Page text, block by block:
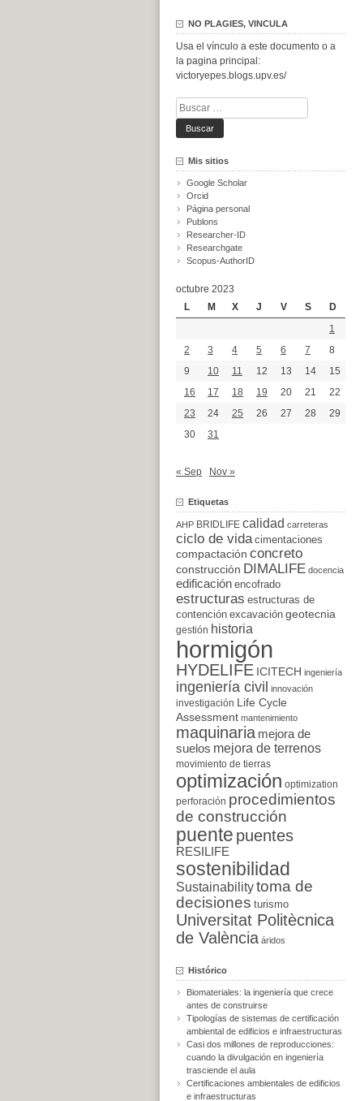
NO PLAGIES, VINCULA
Usa el vínculo a este documento o a
la pagina principal:
victoryepes.blogs.upv.es/
Buscar:
Mis sitios
Google Scholar
Orcid
Página personal
Publons
Researcher-ID
Researchgate
Scopus-AuthorID
octubre 2023
L
M X J V S
D
1
2
3 4 5 6 7
8
9
10 11 12 13 14
15
16
17 18 19 20 21
22
23
24 25 26 27 28
29
30
31
« Sep Nov »
Etiquetas
AHP BRIDLIFE calidad carreteras
ciclo de vida cimentaciones
compactación concreto
construcción DIMALIFE docencia
edificación encofrado
estructuras estructuras de
contención excavación geotecnia
gestión historia
hormigón
HYDELIFE ICITECH ingeniería
ingeniería civil innovación
investigación
Life Cycle
Assessment mantenimiento
maquinaria mejora de
suelos mejora de terrenos
movimiento de tierras
optimización optimization
perforación procedimientos
de construcción
puente puentes
RESILIFE
sostenibilidad
Sustainabilitytoma de
decisiones turismo
Universitat Politècnica
de València áridos
Histórico
Biomateriales: la ingeniería que crece
antes de construirse
Tipologías de sistemas de certificación
ambiental de edificios e infraestructuras
Casi dos millones de reproducciones:
cuando la divulgación en ingeniería
trasciende el aula
Certificaciones ambientales de edificios
e infraestructuras